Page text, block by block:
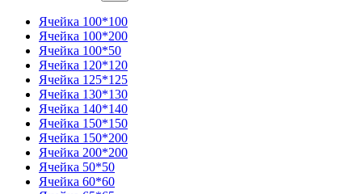
Ячейка 100*100
Ячейка 100*200
Ячейка 100*50
Ячейка 120*120
Ячейка 125*125
Ячейка 130*130
Ячейка 140*140
Ячейка 150*150
Ячейка 150*200
Ячейка 200*200
Ячейка 50*50
Ячейка 60*60